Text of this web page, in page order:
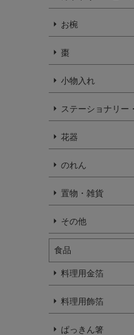
お椀
棗
小物入れ
ステーショナリー
花器
のれん
置物・雑貨
その他
食品
料理用金箔
料理用飾箔
ぱっきん箸